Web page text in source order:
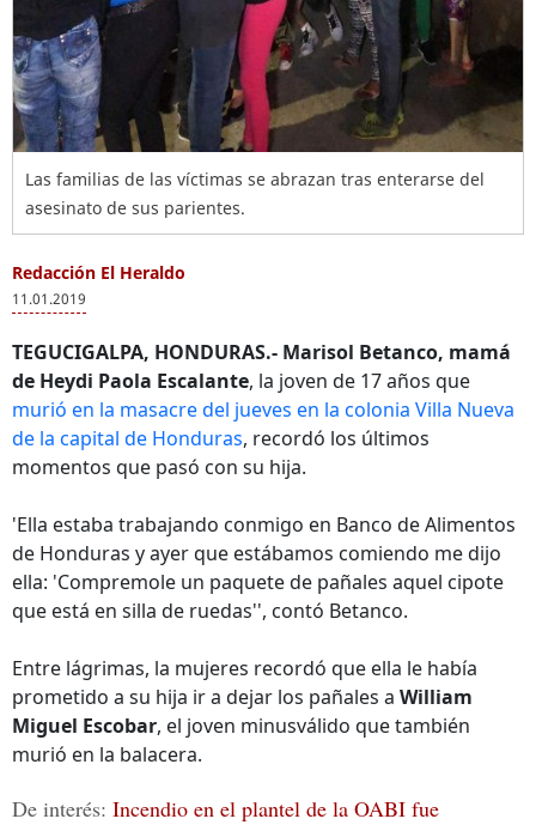
Las familias de las víctimas se abrazan tras enterarse del
asesinato de sus parientes.
Redacción El Heraldo
11.01.2019
TEGUCIGALPA, HONDURAS.- Marisol Betanco, mamá
de Heydi Paola Escalante, la joven de 17 años que
murió en la masacre del jueves en la colonia Villa Nueva
de la capital de Honduras, recordó los últimos
momentos que pasó con su hija.
'Ella estaba trabajando conmigo en Banco de Alimentos
de Honduras y ayer que estábamos comiendo me dijo
ella: 'Compremole un paquete de pañales aquel cipote
que está en silla de ruedas'', contó Betanco.
Entre lágrimas, la mujeres recordó que ella le había
prometido a su hija ir a dejar los pañales a William
Miguel Escobar, el joven minusválido que también
murió en la balacera.
De interés: Incendio en el plantel de la OABI fue